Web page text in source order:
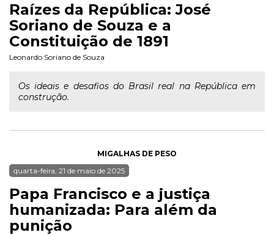
Raízes da República: José
Soriano de Souza e a
Constituição de 1891
Leonardo Soriano de Souza
Os ideais e desafios do Brasil real na República em
construção.
MIGALHAS DE PESO
quarta-feira, 21 de maio de 2025
Papa Francisco e a justiça
humanizada: Para além da
punição